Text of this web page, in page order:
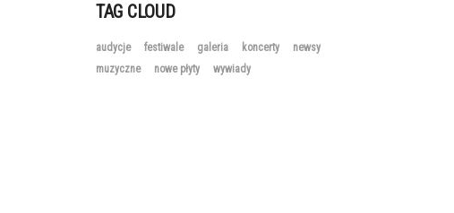
TAG CLOUD
audycje festiwale galeria koncerty
newsy
muzyczne
nowe płyty wywiady